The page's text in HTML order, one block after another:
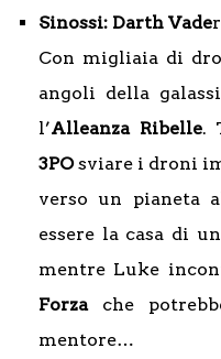
Sinossi: Darth Vader
Con migliaia di
angoli della
l’Alleanza Ribelle.
3POsviare i droni
verso un pianeta
essere la casa di
mentre Luke
Forza
che
mentore…